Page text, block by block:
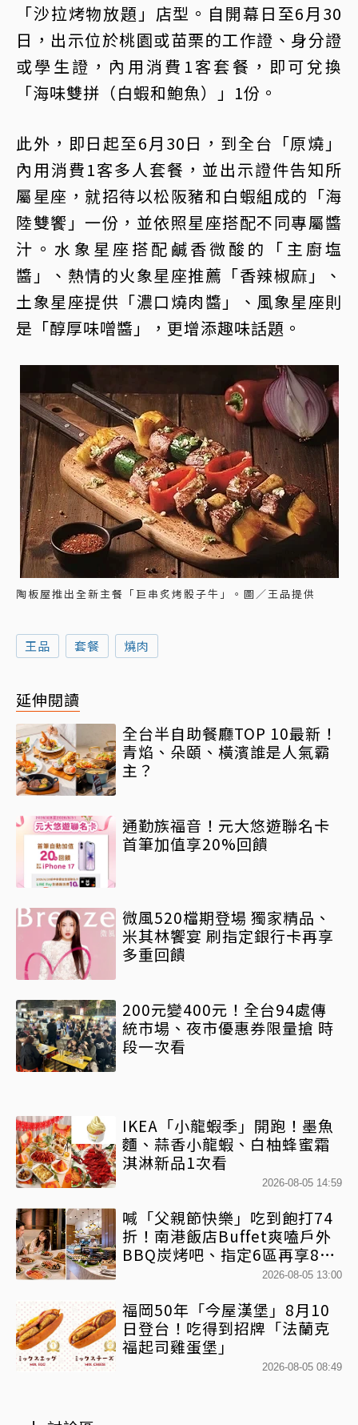
「沙拉烤物放題」店型。自開幕日至6月30
日，出示位於桃園或苗栗的工作證、身分證
或學生證，內用消費1客套餐，即可兌換
「海味雙拼（白蝦和鮑魚）」1份。
此外，即日起至6月30日，到全台「原燒」
內用消費1客多人套餐，並出示證件告知所
屬星座，就招待以松阪豬和白蝦組成的「海
陸雙饗」一份，並依照星座搭配不同專屬醬
汁。水象星座搭配鹹香微酸的「主廚塩
醬」、熱情的火象星座推薦「香辣椒麻」、
土象星座提供「濃口燒肉醬」、風象星座則
是「醇厚味噌醬」，更增添趣味話題。
陶板屋推出全新主餐「巨串炙烤骰子牛」。圖／王品提供
王品 套餐 燒肉
延伸閱讀
全台半自助餐廳TOP 10最新！
青焰、朵頤、橫濱誰是人氣霸
主？
通勤族福音！元大悠遊聯名卡
首筆加值享20%回饋
微風520檔期登場 獨家精品、
米其林饗宴 刷指定銀行卡再享
多重回饋
200元變400元！全台94處傳
統市場、夜市優惠券限量搶 時
段一次看
IKEA「小龍蝦季」開跑！墨魚
麵、蒜香小龍蝦、白柚蜂蜜霜
淇淋新品1次看
2026-08-05 14:59
喊「父親節快樂」吃到飽打74
折！南港飯店Buffet爽嗑戶外
BBQ炭烤吧、指定6區再享88
2026-08-05 13:00
福岡50年「今屋漢堡」8月10
日登台！吃得到招牌「法蘭克
福起司雞蛋堡」
2026-08-05 08:49